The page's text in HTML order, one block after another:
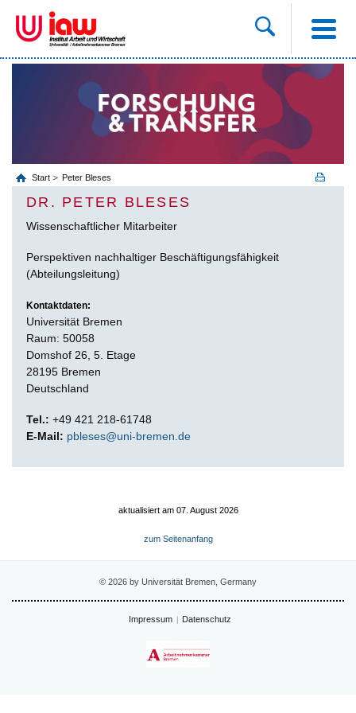
Start Peter Bleses
DR. PETER BLESES
Wissenschaftlicher Mitarbeiter
Perspektiven nachhaltiger Beschäftigungsfähigkeit
(Abteilungsleitung)
Kontaktdaten:
Universität Bremen
Raum: 50058
Domshof 26, 5. Etage
28195 Bremen
Deutschland
Tel.: +49 421 218-61748
E-Mail: pbleses@uni-bremen.de
aktualisiert am 07. August 2026
zum Seitenanfang
© 2026 by Universität Bremen, Germany
Impressum Datenschutz